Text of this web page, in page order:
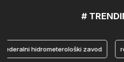
#
hidrometerološki zavod